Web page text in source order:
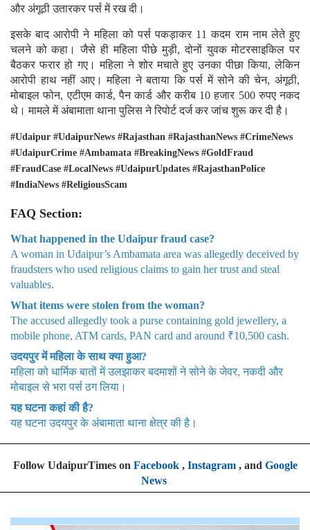
और अंगूठी उतारकर पर्स में रख दी।
इसके बाद आरोपी ने महिला को पर्स पकड़ाकर 11 कदम राम नाम लेते हुए
चलने को कहा। जैसे ही महिला पीछे मुड़ी, दोनों युवक मोटरसाइकिल पर
बैठकर फरार हो गए। महिला ने शोर मचाते हुए उनका पीछा किया, लेकिन
आरोपी हाथ नहीं आए। महिला ने बताया कि पर्स में सोने की चेन, अंगूठी,
मोबाइल फोन, एटीएम कार्ड, पैन कार्ड और करीब 10 हजार 500 रुपए नकद
थे। मामले में अंबामाता थाना पुलिस ने रिपोर्ट दर्ज कर जांच शुरू कर दी है।
#Udaipur #UdaipurNews #Rajasthan #RajasthanNews #CrimeNews
#UdaipurCrime #Ambamata #BreakingNews #GoldFraud
#FraudCase #LocalNews #UdaipurUpdates #RajasthanPolice
#IndiaNews #ReligiousScam
FAQ Section:
What happened in the Udaipur fraud case?
A woman in Udaipur’s Ambamata area was allegedly deceived by
fraudsters who used religious claims to gain her trust and steal
valuables.
What items were stolen from the woman?
The accused allegedly took a purse containing gold jewellery, a
mobile phone, ATM cards, PAN card and around ₹10,500 cash.
उदयपुर में महिला के साथ क्या हुआ?
महिला को धार्मिक बातों में उलझाकर बदमाशों ने सोने के जेवर, नकदी और
मोबाइल से भरा पर्स ठग लिया।
यह घटना कहां की है?
यह घटना उदयपुर के अंबामाता थाना क्षेत्र की है।
Follow UdaipurTimes on Facebook, Instagram, and Google
News